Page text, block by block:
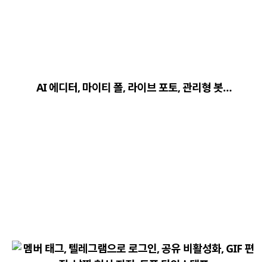
AI 에디터, 마이티 폴, 라이브 포토, 관리형 봇…